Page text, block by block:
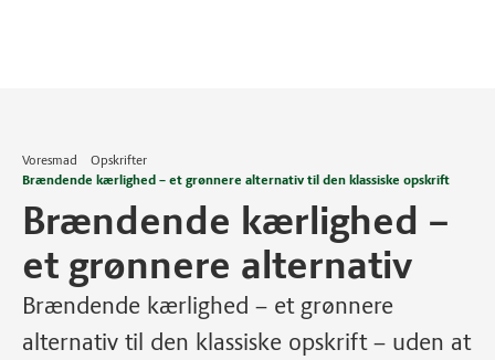
Voresmad
Opskrifter
Brændende kærlighed – et grønnere alternativ til den klassiske opskrift
Brændende kærlighed –
et grønnere alternativ
Brændende kærlighed – et grønnere
alternativ til den klassiske opskrift – uden at